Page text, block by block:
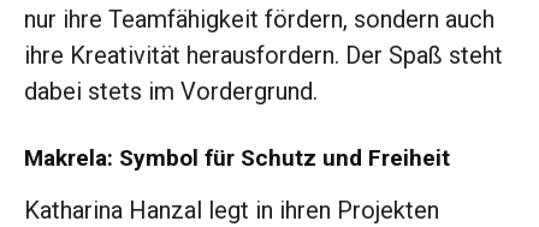
nur ihre Teamfähigkeit fördern, sondern auch
ihre Kreativität herausfordern. Der Spaß steht
dabei stets im Vordergrund.
Makrela: Symbol für Schutz und Freiheit
Katharina Hanzal legt in ihren Projekten